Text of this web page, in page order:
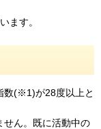
ます。
数(※1)が28度以上と
せん。既に活動中の